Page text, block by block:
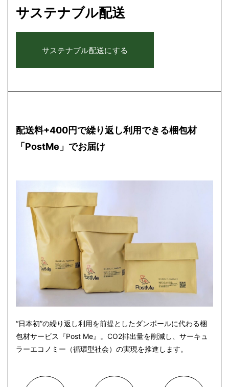
サステナブル配送
配送料+400円で繰り返し利用できる梱包材
「PostMe」でお届け
“日本初”の繰り返し利用を前提としたダンボールに代わる梱
包材サービス『Post Me』。CO2排出量を削減し、サーキュ
ラーエコノミー（循環型社会）の実現を推進します。